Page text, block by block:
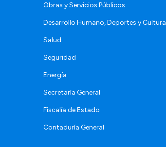
Obras y Servicios Públicos
Desarrollo Humano, Deportes y Cultura
Salud
Seguridad
Energía
Secretaría General
Fiscalía de Estado
Contaduría General